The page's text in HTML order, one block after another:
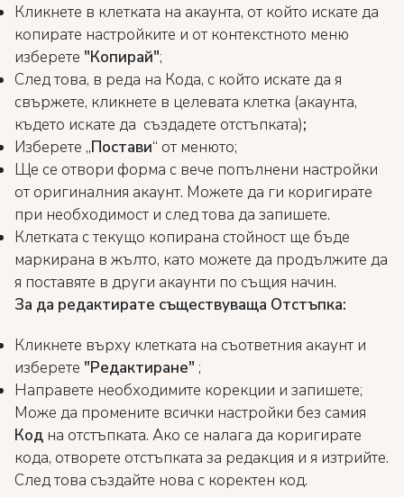
Кликнете в клетката на акаунта, от който искате да
копирате настройките и от контекстното меню
изберете "Копирай";
След това, в реда на Кода, с който искате да я
свържете, кликнете в целевата клетка (акаунта,
където искате да създадете отстъпката);
Изберете „Постави“ от менюто;
Ще се отвори форма с вече попълнени настройки
от оригиналния акаунт. Можете да ги коригирате
при необходимост и след това да запишете.
Клетката с текущо копирана стойност ще бъде
маркирана в жълто, като можете да продължите да
я поставяте в други акаунти по същия начин.
За да редактирате съществуваща Отстъпка:
Кликнете върху клетката на съответния акаунт и
изберете "Редактиране" ;
Направете необходимите корекции и запишете;
Може да промените всички настройки без самия
Код на отстъпката. Ако се налага да коригирате
кода, отворете отстъпката за редакция и я изтрийте.
След това създайте нова с коректен код.